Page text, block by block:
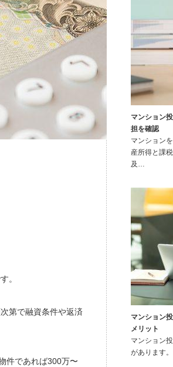
。
第で融資条件や返済
件であれば300万〜
マンション
担を確認
マンション
産所得と課
及…
マンション
メリット
マンション
があります